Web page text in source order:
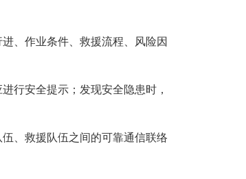
、作业条件、救援流程、风险因
行安全提示；发现安全隐患时，
、救援队伍之间的可靠通信联络